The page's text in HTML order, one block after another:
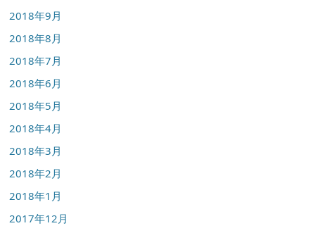
2018年9月
2018年8月
2018年7月
2018年6月
2018年5月
2018年4月
2018年3月
2018年2月
2018年1月
2017年12月